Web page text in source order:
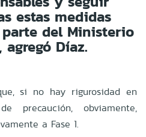
estas medidas
del Ministerio
agregó Díaz.
si no hay rigurosidad en
precaución, obviamente,
a Fase 1.